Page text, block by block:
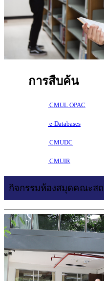
การสืบค้น
CMUL OPAC
e-Databases
CMUDC
CMUIR
กิจกรรมห้องสมุดคณะส